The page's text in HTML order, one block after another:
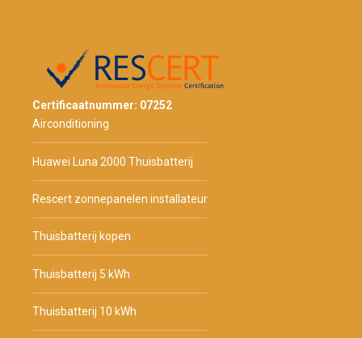
Certificaatnummer: 07252
Airconditioning
Huawei Luna 2000 Thuisbatterij
Rescert zonnepanelen installateur
Thuisbatterij kopen
Thuisbatterij 5 kWh
Thuisbatterij 10 kWh